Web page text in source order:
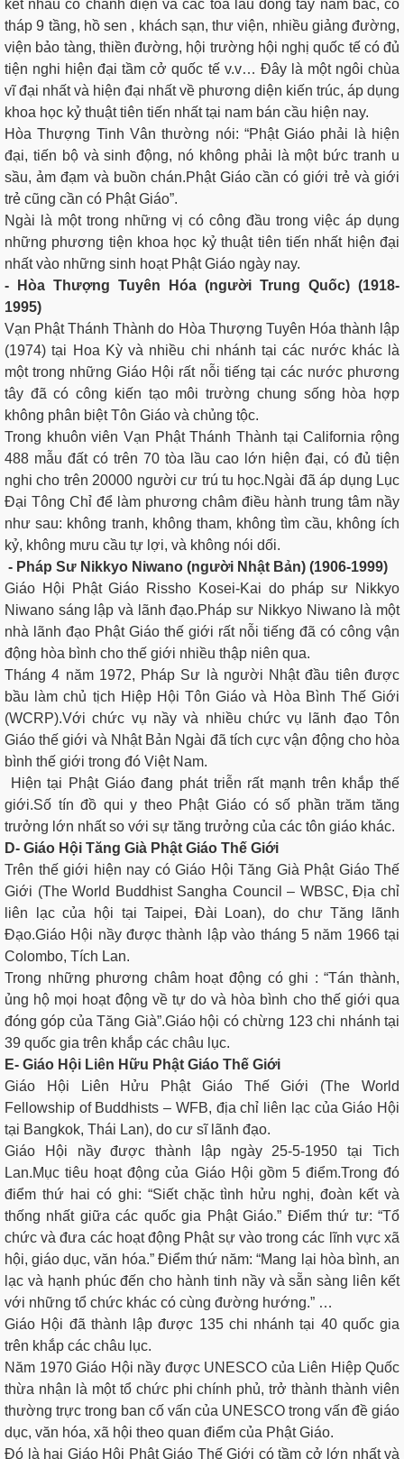
kết nhau có chánh điện và các tòa lầu đông tay nam bắc, có
tháp 9 tầng, hồ sen , khách sạn, thư viện, nhiều giảng đường,
viện bảo tàng, thiền đường, hội trường hội nghị quốc tế có đủ
tiện nghi hiện đại tầm cở quốc tế v.v… Đây là một ngôi chùa
vĩ đại nhất và hiện đại nhất về phương diện kiến trúc, áp dụng
khoa học kỷ thuật tiên tiến nhất tại nam bán cầu hiện nay.
Hòa Thượng Tinh Vân thường nói: “Phật Giáo phải là hiện
đại, tiến bộ và sinh động, nó không phải là một bức tranh u
sầu, ảm đạm và buồn chán.Phật Giáo cần có giới trẻ và giới
trẻ cũng cần có Phật Giáo”.
Ngài là một trong những vị có công đầu trong việc áp dụng
những phương tiện khoa học kỷ thuật tiên tiến nhất hiện đại
nhất vào những sinh hoạt Phật Giáo ngày nay.
- Hòa Thượng Tuyên Hóa (người Trung Quốc) (1918-
1995)
Vạn Phật Thánh Thành do Hòa Thượng Tuyên Hóa thành lập
(1974) tại Hoa Kỳ và nhiều chi nhánh tại các nước khác là
một trong những Giáo Hội rất nỗi tiếng tại các nước phương
tây đã có công kiến tạo môi trường chung sống hòa hợp
không phân biệt Tôn Giáo và chủng tộc.
Trong khuôn viên Vạn Phật Thánh Thành tại California rộng
488 mẫu đất có trên 70 tòa lầu cao lớn hiện đại, có đủ tiện
nghi cho trên 20000 người cư trú tu học.Ngài đã áp dụng Lục
Đại Tông Chỉ để làm phương châm điều hành trung tâm nầy
như sau: không tranh, không tham, không tìm cầu, không ích
kỷ, không mưu cầu tự lợi, và không nói dối.
- Pháp Sư Nikkyo Niwano (người Nhật Bản) (1906-1999)
Giáo Hội Phật Giáo Rissho Kosei-Kai do pháp sư Nikkyo
Niwano sáng lập và lãnh đạo.Pháp sư Nikkyo Niwano là một
nhà lãnh đạo Phật Giáo thế giới rất nỗi tiếng đã có công vận
động hòa bình cho thế giới nhiều thập niên qua.
Tháng 4 năm 1972, Pháp Sư là người Nhật đầu tiên được
bầu làm chủ tịch Hiệp Hội Tôn Giáo và Hòa Bình Thế Giới
(WCRP).Với chức vụ nầy và nhiều chức vụ lãnh đạo Tôn
Giáo thế giới và Nhật Bản Ngài đã tích cực vận động cho hòa
bình thế giới trong đó Việt Nam.
Hiện tại Phật Giáo đang phát triễn rất mạnh trên khắp thế
giới.Số tín đồ qui y theo Phật Giáo có số phần trăm tăng
trưởng lớn nhất so với sự tăng trưởng của các tôn giáo khác.
D- Giáo Hội Tăng Già Phật Giáo Thế Giới
Trên thế giới hiện nay có Giáo Hội Tăng Già Phật Giáo Thế
Giới (The World Buddhist Sangha Council – WBSC, Địa chỉ
liên lạc của hội tại Taipei, Đài Loan), do chư Tăng lãnh
Đạo.Giáo Hội nầy được thành lập vào tháng 5 năm 1966 tại
Colombo, Tích Lan.
Trong những phương châm hoạt động có ghi : “Tán thành,
ủng hộ mọi hoạt động về tự do và hòa bình cho thế giới qua
đóng góp của Tăng Già”.Giáo hội có chừng 123 chi nhánh tại
39 quốc gia trên khắp các châu lục.
E- Giáo Hội Liên Hữu Phật Giáo Thế Giới
Giáo Hội Liên Hửu Phật Giáo Thế Giới (The World
Fellowship of Buddhists – WFB, địa chỉ liên lạc của Giáo Hội
tại Bangkok, Thái Lan), do cư sĩ lãnh đạo.
Giáo Hội nầy được thành lập ngày 25-5-1950 tại Tich
Lan.Mục tiêu hoạt động của Giáo Hội gồm 5 điểm.Trong đó
điểm thứ hai có ghi: “Siết chặc tình hửu nghị, đoàn kết và
thống nhất giữa các quốc gia Phật Giáo.” Điểm thứ tư: “Tổ
chức và đưa các hoạt động Phật sự vào trong các lĩnh vực xã
hội, giáo dục, văn hóa.” Điểm thứ năm: “Mang lại hòa bình, an
lạc và hạnh phúc đến cho hành tinh nầy và sẵn sàng liên kết
với những tổ chức khác có cùng đường hướng.” …
Giáo Hội đã thành lập được 135 chi nhánh tại 40 quốc gia
trên khắp các châu lục.
Năm 1970 Giáo Hội nầy được UNESCO của Liên Hiệp Quốc
thừa nhận là một tổ chức phi chính phủ, trở thành thành viên
thường trực trong ban cố vấn của UNESCO trong vấn đề giáo
dục, văn hóa, xã hội theo quan điểm của Phật Giáo.
Đó là hai Giáo Hội Phật Giáo Thế Giới có tầm cở lớn nhất và